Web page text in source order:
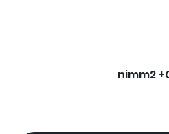
nimm2